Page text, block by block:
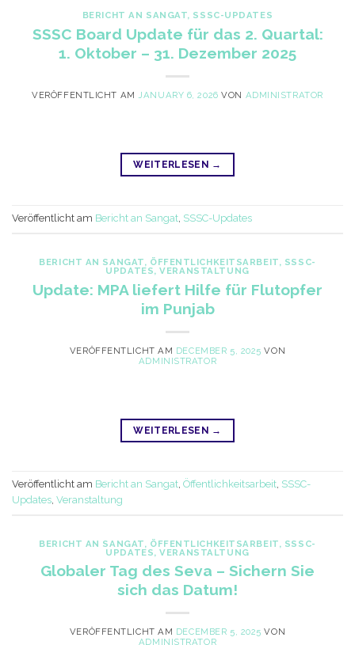
BERICHT AN SANGAT, SSSC-UPDATES
SSSC Board Update für das 2. Quartal:
1. Oktober – 31. Dezember 2025
VERÖFFENTLICHT AMJANUARY 6, 2026 VON ADMINISTRATOR
WEITERLESEN →
Veröffentlicht am Bericht an Sangat, SSSC-Updates
BERICHT AN SANGAT, ÖFFENTLICHKEITSARBEIT, SSSC-
UPDATES,VERANSTALTUNG
Update: MPA liefert Hilfe für Flutopfer
im Punjab
VERÖFFENTLICHT AM DECEMBER 5, 2025 VON
ADMINISTRATOR
WEITERLESEN →
Veröffentlicht am Bericht an Sangat Öffentlichkeitsarbeit SSSC-
Updates Veranstaltung
BERICHT AN SANGAT, ÖFFENTLICHKEITSARBEIT, SSSC-
UPDATES,VERANSTALTUNG
Globaler Tag des Seva – Sichern Sie
sich das Datum!
VERÖFFENTLICHT AM DECEMBER 5, 2025 VON
ADMINISTRATOR